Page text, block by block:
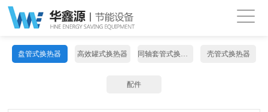
盘管式换热器 高效罐式换热器 同轴套管式换热器 壳管式换热器
配件